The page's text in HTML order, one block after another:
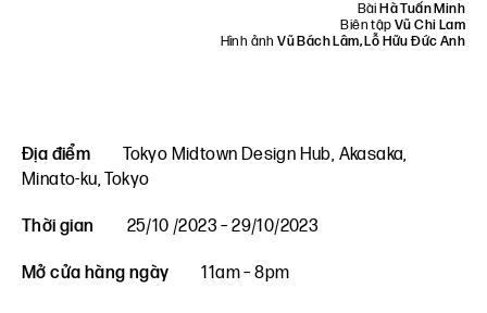
BàiHà Tuấn Minh
Biên tập Vũ Chi Lam
Hình ảnhVũ Bách Lâm, Lỗ Hữu Đức Anh
Địa điểm
Tokyo Midtown Design Hub, Akasaka,
Minato‑ku, Tokyo
Thời gian 25/10 /2023 – 29/10/2023
Mở cửa hàng ngày 11am – 8pm